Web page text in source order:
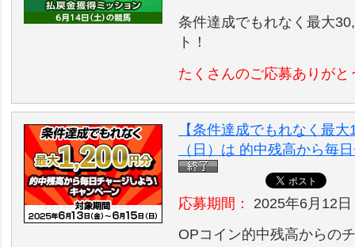
条件達成でもれなく最大
ト！
たくさんのご応募ありがと
【条件達成でもれなく最
（日）は 的中残高から毎
応募期間：
2025年6月12
OPコイン的中残高からの